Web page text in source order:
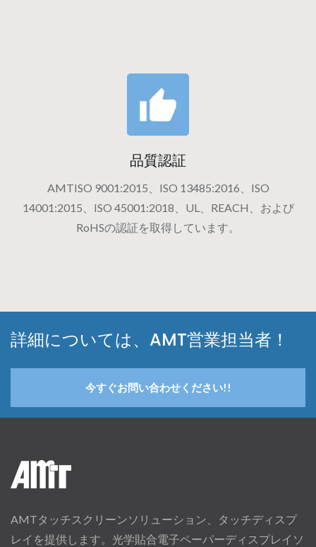
品質認証
AMTISO 9001:2015、ISO 13485:2016、ISO
14001:2015、ISO 45001:2018、UL、REACH、および
RoHSの認証を取得しています。
詳細については、AMT営業担当者！
今すぐお問い合わせください!!
AMTタッチスクリーンソリューション、タッチディスプ
レイを提供します。光学貼合電子ペーパーディスプレイソ